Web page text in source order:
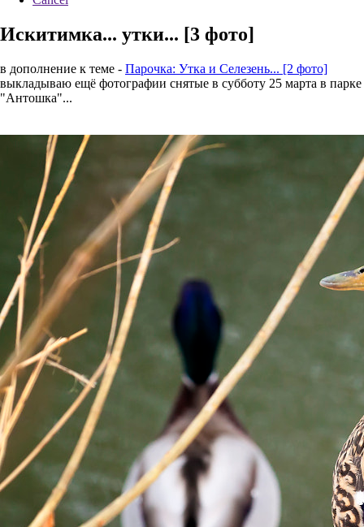
Искитимка... утки... [3 фото]
в дополнение к теме - Парочка: Утка и Селезень... [2 фото]
выкладываю ещё фотографии снятые в субботу 25 марта в парке
"Антошка"...